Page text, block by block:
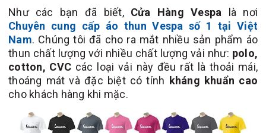
Như các bạn đã biết, Cửa Hàng Vespa là nơi
Chuyên cung cấp áo thun Vespa số 1 tại Việt
Nam. Chúng tôi đã cho ra mắt nhiều sản phẩm áo
thun chất lượng với nhiều chất lượng vải như: polo,
cotton, CVC các loại vải này đều rất là thoải mái,
thoáng mát và đặc biệt có tính kháng khuẩn cao
cho khách hàng khi mặc.